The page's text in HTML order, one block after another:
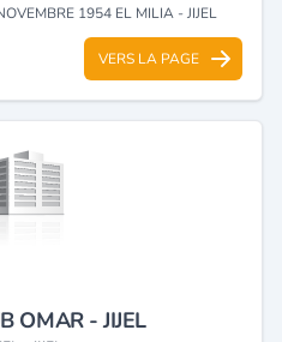
1954 EL MILIA - JIJEL
VERS LA PAGE
OMAR - JIJEL